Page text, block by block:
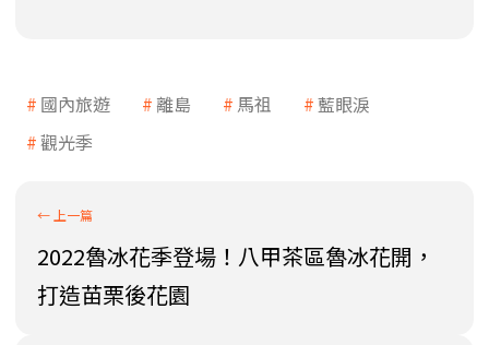
國內旅遊 離島 馬祖
藍眼淚
觀光季
2022魯冰花季登場！八甲茶區魯冰花開，
打造苗栗後花園